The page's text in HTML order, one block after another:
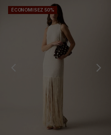
ÉCONOMISEZ 50%